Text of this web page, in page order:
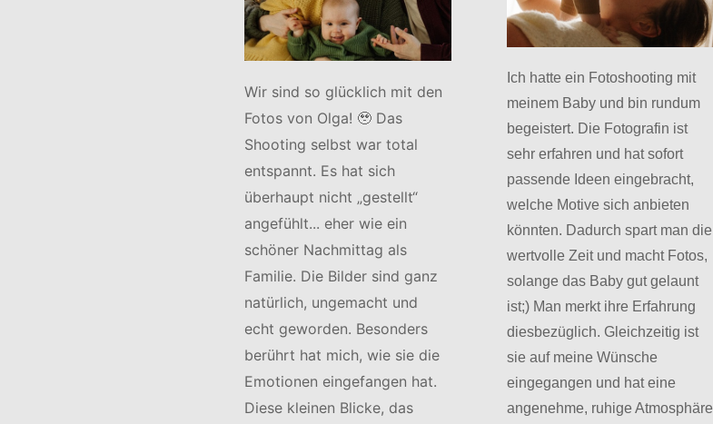
Wir sind so glücklich mit den
Fotos von Olga! 🥹 Das
Shooting selbst war total
entspannt. Es hat sich
überhaupt nicht „gestellt“
angefühlt... eher wie ein
schöner Nachmittag als
Familie. Die Bilder sind ganz
natürlich, ungemacht und
echt geworden. Besonders
berührt hat mich, wie sie die
Emotionen eingefangen hat.
Diese kleinen Blicke, das
Ich hatte ein Fotoshooting mit
meinem Baby und bin rundum
begeistert. Die Fotografin ist
sehr erfahren und hat sofort
passende Ideen eingebracht,
welche Motive sich anbieten
könnten. Dadurch spart man die
wertvolle Zeit und macht Fotos,
solange das Baby gut gelaunt
ist;) Man merkt ihre Erfahrung
diesbezüglich. Gleichzeitig ist
sie auf meine Wünsche
eingegangen und hat eine
angenehme, ruhige Atmosphäre